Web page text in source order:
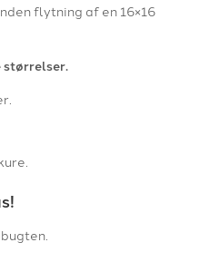
flytning af en 16×16
størrelser.